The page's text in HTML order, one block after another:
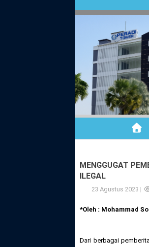
MENGGUGAT
ILEGAL
23 Agustus 2023 |
*Oleh : Mohammad
Dari berbagai